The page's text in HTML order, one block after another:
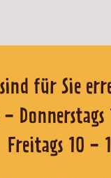
für Sie
-
Freitags 10 -